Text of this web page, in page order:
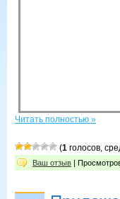
Читать полностью »
(1 голосов,
Ваш отзыв |